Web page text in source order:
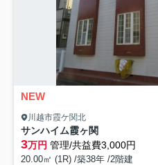
NEW
川越市霞ケ関北
サンハイム霞ヶ関
3万円 管理/共益費3,000円
20.00㎡ (1R) /築38年 /2階建